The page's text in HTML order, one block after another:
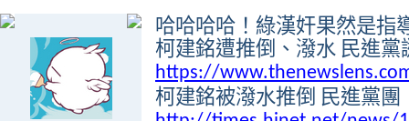
哈哈哈哈！ 綠漢奸果然是指
柯建銘遭推倒 、潑水 民進黨
https://
柯建銘被潑水推倒 民進黨團